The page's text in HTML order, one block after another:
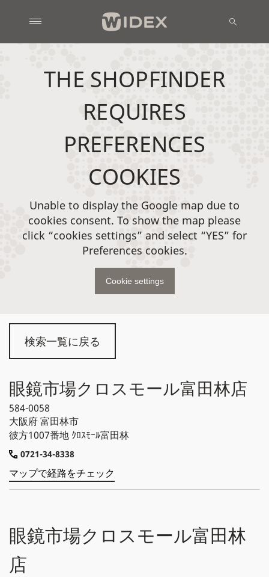
検索一覧に戻る
眼鏡市場クロスモール富田林店
584-0058
大阪府富田林市
彼方1007番地 ｸﾛｽﾓｰﾙ富田林
0721-34-8338
マップで経路をチェック
眼鏡市場クロスモール富田林
店
THE SHOPFINDER
REQUIRES
PREFERENCES
COOKIES
Unable to display the Google map due to
cookies consent. To show the map please
click “cookies settings” and select “YES” for
Preferences cookies.
Cookie settings